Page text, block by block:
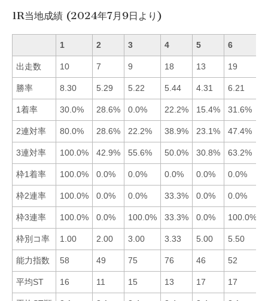
1R当地成績 (2024年7月9日より)
1 2 3 4 5 6
出走数 10 7 9 18 13 19
勝率 8.30 5.29 5.22 5.44 4.31 6.21
1着率 30.0% 28.6% 0.0% 22.2% 15.4% 31.6%
2連対率 80.0% 28.6% 22.2% 38.9% 23.1% 47.4%
3連対率 100.0% 42.9% 55.6% 50.0% 30.8% 63.2%
枠1着率 100.0% 0.0% 0.0% 0.0% 0.0% 0.0%
枠2連率 100.0% 0.0% 0.0% 33.3% 0.0% 0.0%
枠3連率 100.0% 0.0% 100.0% 33.3% 0.0% 100.0%
枠別コ率 1.00 2.00 3.00 3.33 5.00 5.50
能力指数 58 49 75 76 46 52
平均ST 16 11 15 13 17 17